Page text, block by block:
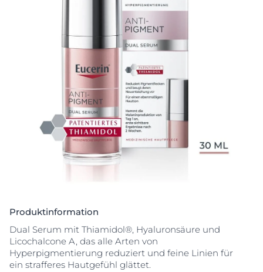
Produktinformation
Dual Serum mit Thiamidol®, Hyaluronsäure und
Licochalcone A, das alle Arten von
Hyperpigmentierung reduziert und feine Linien für
ein strafferes Hautgefühl glättet.